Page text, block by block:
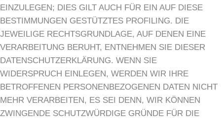
EINZULEGEN; DIES GILT AUCH FÜR EIN AUF DIESE
BESTIMMUNGEN GESTÜTZTES PROFILING. DIE
JEWEILIGE RECHTSGRUNDLAGE, AUF DENEN EINE
VERARBEITUNG BERUHT, ENTNEHMEN SIE DIESER
DATENSCHUTZERKLÄRUNG. WENN SIE
WIDERSPRUCH EINLEGEN, WERDEN WIR IHRE
BETROFFENEN PERSONENBEZOGENEN DATEN NICHT
MEHR VERARBEITEN, ES SEI DENN, WIR KÖNNEN
ZWINGENDE SCHUTZWÜRDIGE GRÜNDE FÜR DIE